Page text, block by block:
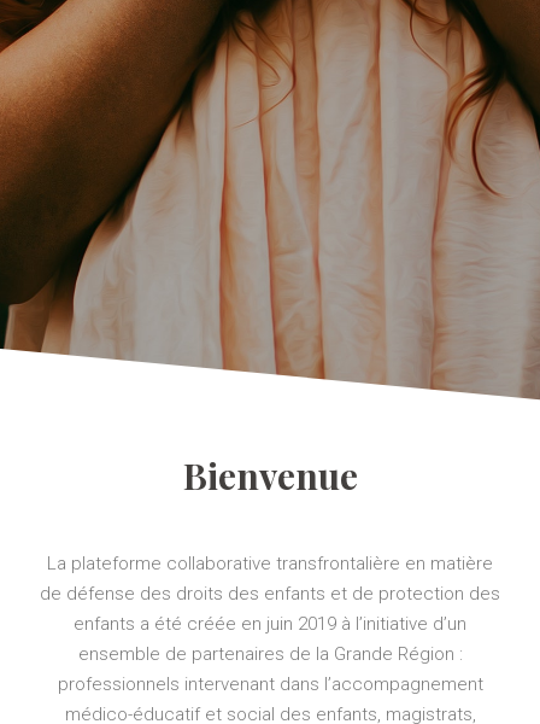
Bienvenue
La plateforme collaborative transfrontalière en matière
de défense des droits des enfants et de protection des
enfants a été créée en juin 2019 à l’initiative d’un
ensemble de partenaires de la Grande Région :
professionnels intervenant dans l’accompagnement
médico-éducatif et social des enfants, magistrats,